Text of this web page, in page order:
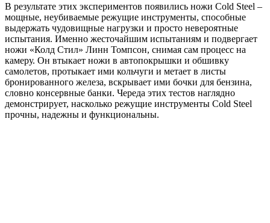
В результате этих экспериментов появились ножи Cold Steel –
мощные, неубиваемые режущие инструменты, способные
выдержать чудовищные нагрузки и просто невероятные
испытания. Именно жесточайшим испытаниям и подвергает
ножи «Колд Стил» Линн Томпсон, снимая сам процесс на
камеру. Он втыкает ножи в автопокрышки и обшивку
самолетов, протыкает ими кольчуги и метает в листы
бронированного железа, вскрывает ими бочки для бензина,
словно консервные банки. Череда этих тестов наглядно
демонстрирует, насколько режущие инструменты Cold Steel
прочны, надежны и функциональны.